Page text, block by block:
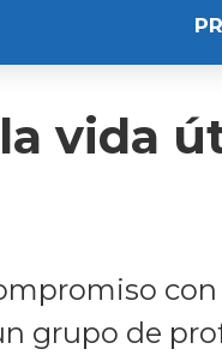
vida
grupo de